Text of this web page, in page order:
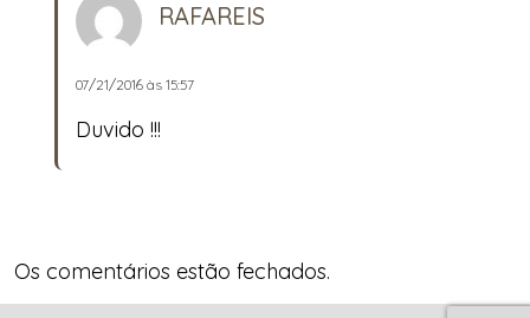
RAFAREIS
07/21/2016 às 15:57
Duvido !!!
Os comentários estão fechados.